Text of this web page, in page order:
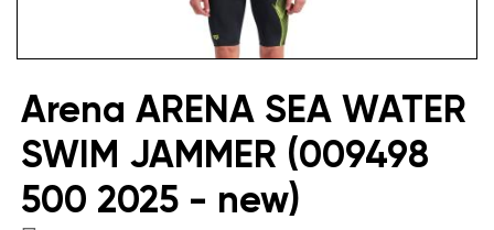
Arena ARENA SEA WATER
SWIM JAMMER (009498
500 2025 - new)